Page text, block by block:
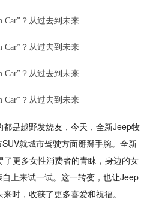
是越野发烧友，今天，全新Jeep牧
就城市驾驶方面掰掰手腕。全新
更多女性消费者的青睐，身边的女
上来试一试。这一转变，也让Jeep
时，收获了更多喜爱和祝福。